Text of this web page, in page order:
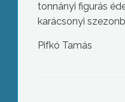
tonnányi figurás
karácsonyi
Pifkó Tamás